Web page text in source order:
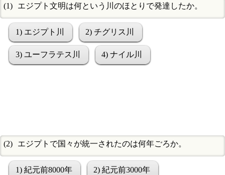
エジプト文明は何という川のほとりで発達したか。
1) エジプト川 2) チグリス川
3) ユーフラテス川 4) ナイル川
エジプトで国々が統一されたのは何年ごろか。
1) 紀元前8000年 2) 紀元前3000年